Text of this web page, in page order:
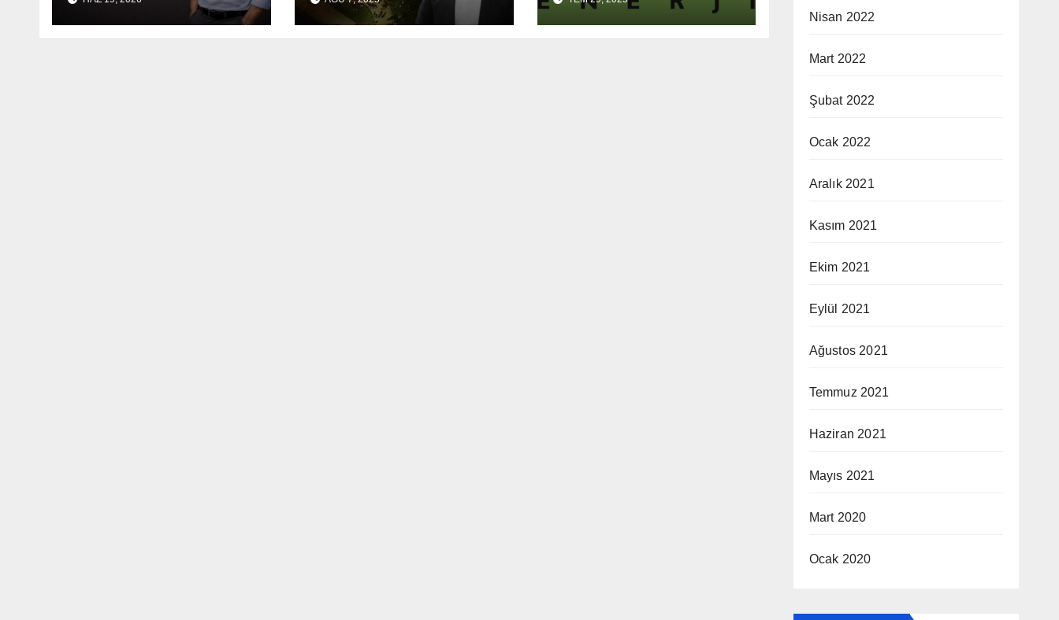
“Geleceğe Açılan
Kapıyı Birlikte
ve mesnetsiz
haberler”
Nisan 2022
Mart 2022
Şubat 2022
Ocak 2022
Aralık 2021
Kasım 2021
Ekim 2021
Eylül 2021
Ağustos 2021
Temmuz 2021
Haziran 2021
Mayıs 2021
Mart 2020
Ocak 2020